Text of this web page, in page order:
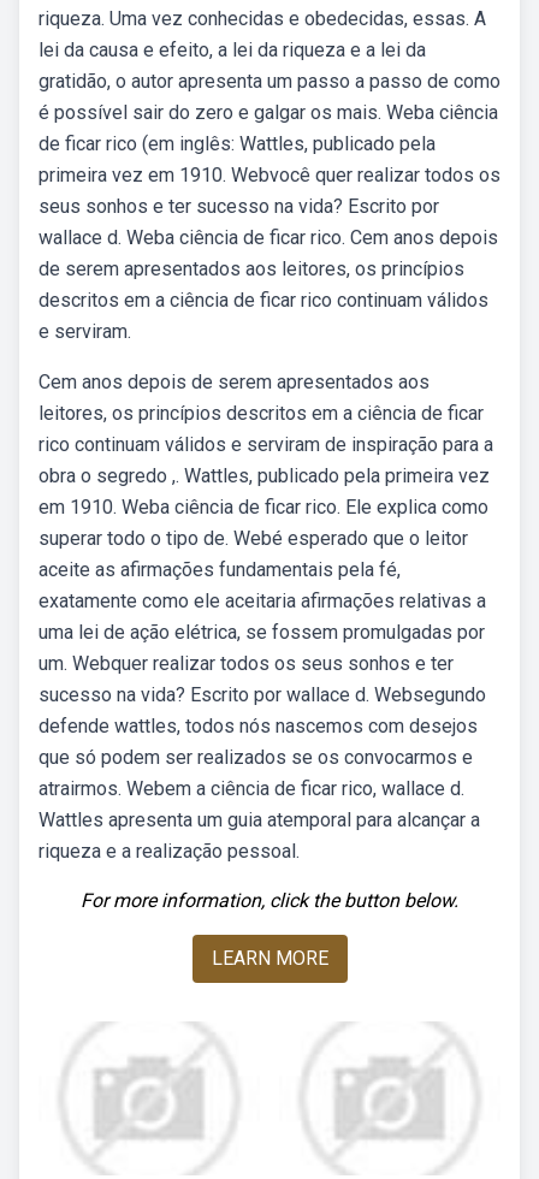
riqueza. Uma vez conhecidas e obedecidas, essas. A
lei da causa e efeito, a lei da riqueza e a lei da
gratidão, o autor apresenta um passo a passo de como
é possível sair do zero e galgar os mais. Weba ciência
de ficar rico (em inglês: Wattles, publicado pela
primeira vez em 1910. Webvocê quer realizar todos os
seus sonhos e ter sucesso na vida? Escrito por
wallace d. Weba ciência de ficar rico. Cem anos depois
de serem apresentados aos leitores, os princípios
descritos em a ciência de ficar rico continuam válidos
e serviram.
Cem anos depois de serem apresentados aos
leitores, os princípios descritos em a ciência de ficar
rico continuam válidos e serviram de inspiração para a
obra o segredo ,. Wattles, publicado pela primeira vez
em 1910. Weba ciência de ficar rico. Ele explica como
superar todo o tipo de. Webé esperado que o leitor
aceite as afirmações fundamentais pela fé,
exatamente como ele aceitaria afirmações relativas a
uma lei de ação elétrica, se fossem promulgadas por
um. Webquer realizar todos os seus sonhos e ter
sucesso na vida? Escrito por wallace d. Websegundo
defende wattles, todos nós nascemos com desejos
que só podem ser realizados se os convocarmos e
atrairmos. Webem a ciência de ficar rico, wallace d.
Wattles apresenta um guia atemporal para alcançar a
riqueza e a realização pessoal.
For more information, click the button below.
LEARN MORE